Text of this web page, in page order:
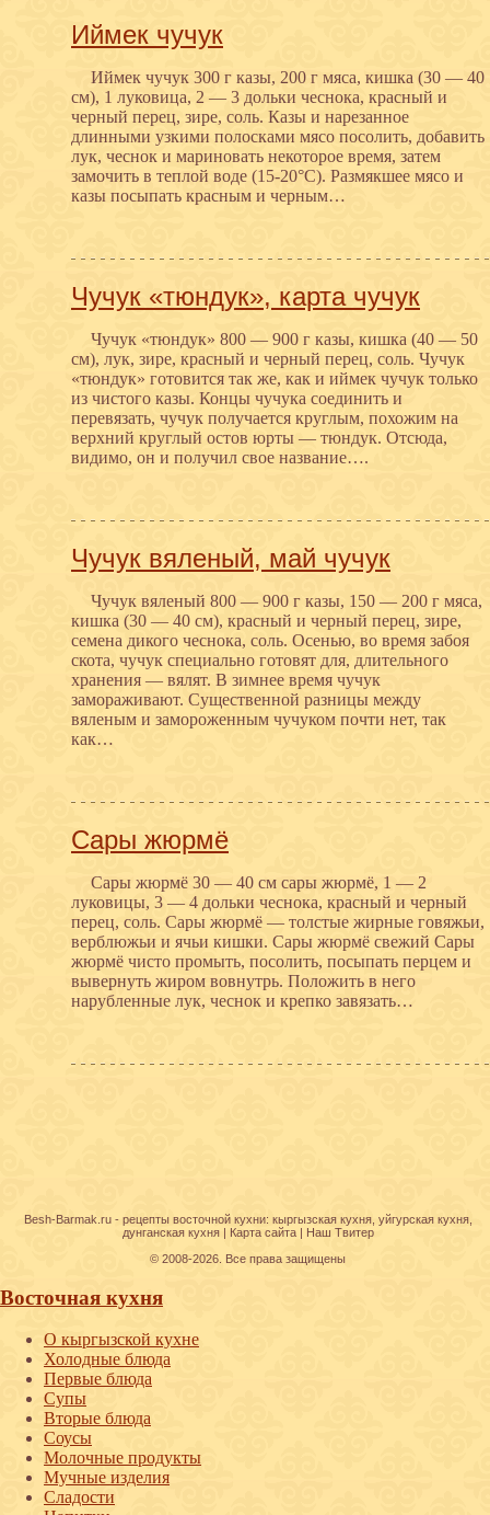
Иймек чучук
Иймек чучук 300 г казы, 200 г мяса, кишка (30 — 40
см), 1 луковица, 2 — 3 дольки чеснока, красный и
черный перец, зире, соль. Казы и нарезанное
длинными узкими полосками мясо посолить, добавить
лук, чеснок и мариновать некоторое время, затем
замочить в теплой воде (15-20°С). Размякшее мясо и
казы посыпать красным и черным…
Чучук «тюндук», карта чучук
Чучук «тюндук» 800 — 900 г казы, кишка (40 — 50
см), лук, зире, красный и черный перец, соль. Чучук
«тюндук» готовится так же, как и иймек чучук только
из чистого казы. Концы чучука соединить и
перевязать, чучук получается круглым, похожим на
верхний круглый остов юрты — тюндук. Отсюда,
видимо, он и получил свое название….
Чучук вяленый, май чучук
Чучук вяленый 800 — 900 г казы, 150 — 200 г мяса,
кишка (30 — 40 см), красный и черный перец, зире,
семена дикого чеснока, соль. Осенью, во время забоя
скота, чучук специально готовят для, длительного
хранения — вялят. В зимнее время чучук
замораживают. Существенной разницы между
вяленым и замороженным чучуком почти нет, так
как…
Сары жюрмё
Сары жюрмё 30 — 40 см сары жюрмё, 1 — 2
луковицы, 3 — 4 дольки чеснока, красный и черный
перец, соль. Сары жюрмё — толстые жирные говяжьи,
верблюжьи и ячьи кишки. Сары жюрмё свежий Сары
жюрмё чисто промыть, посолить, посыпать перцем и
вывернуть жиром вовнутрь. Положить в него
нарубленные лук, чеснок и крепко завязать…
Besh-Barmak.ru - рецепты восточной кухни: кыргызская кухня, уйгурская кухня,
дунганская кухня| Карта сайта| Наш Твитер
© 2008-2026. Все права защищены
Восточная кухня
О кыргызской кухне
Холодные блюда
Первые блюда
Супы
Вторые блюда
Соусы
Молочные продукты
Мучные изделия
Сладости